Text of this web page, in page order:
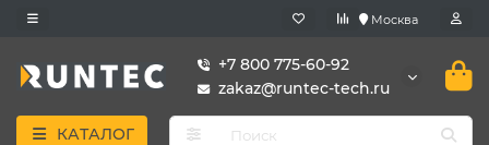
Москва
+7 800 775-60-92
zakaz@runtec-tech.ru
КАТАЛОГ